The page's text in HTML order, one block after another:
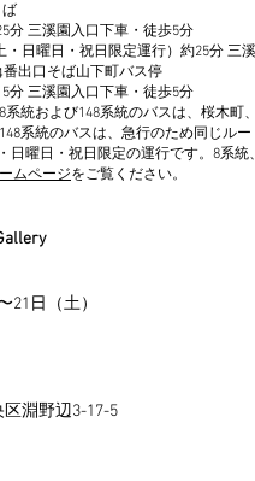
ば
分 三溪園入口下車・徒歩5分
・日曜日・祝日限定運行）約25分 三
出口そば山下町バス停
分 三溪園入口下車・徒歩5分
統および148系統のバスは、桜木町
系統のバスは、急行のため同じル
日曜日・祝日限定の運行です。8系統
ムページをご覧ください。
21日（土）
淵野辺3-17-5